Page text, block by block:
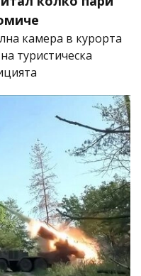
камера в курорта
туристическа